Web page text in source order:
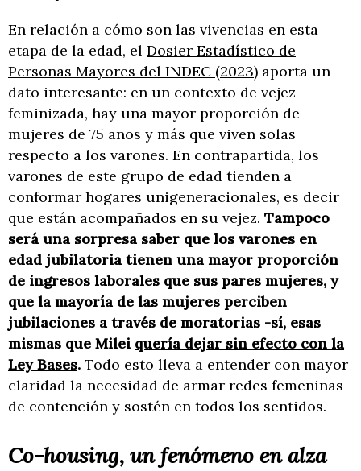
En relación a cómo son las vivencias en esta
etapa de la edad, el Dosier Estadístico de
Personas Mayores del INDEC (2023) aporta un
dato interesante: en un contexto de vejez
feminizada, hay una mayor proporción de
mujeres de 75 años y más que viven solas
respecto a los varones. En contrapartida, los
varones de este grupo de edad tienden a
conformar hogares unigeneracionales, es decir
que están acompañados en su vejez. Tampoco
será una sorpresa saber que los varones en
edad jubilatoria tienen una mayor proporción
de ingresos laborales que sus pares mujeres, y
que la mayoría de las mujeres perciben
jubilaciones a través de moratorias -sí, esas
mismas que Milei quería dejar sin efecto con la
Ley Bases. Todo esto lleva a entender con mayor
claridad la necesidad de armar redes femeninas
de contención y sostén en todos los sentidos.
Co-housing, un fenómeno en alza